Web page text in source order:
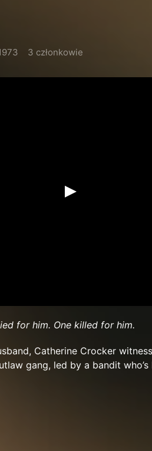
3 członkowie
for him. One killed for him.
Catherine Crocker
gang, led by a bandit